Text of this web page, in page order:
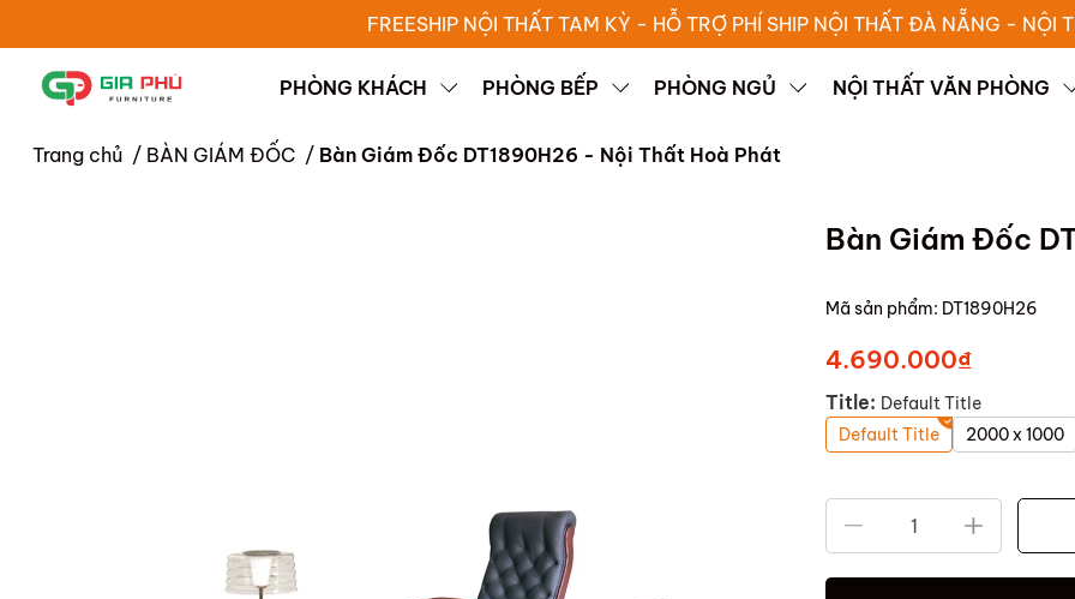
FREESHIP NỘI THẤT TAM KỲ - HỖ TRỢ PHÍ SHIP NỘI THẤT ĐÀ NẴNG - NỘI
PHÒNG KHÁCH PHÒNG BẾP PHÒNG NGỦ NỘI THẤT VĂN PHÒNG
Trang chủ / BÀN GIÁM ĐỐC / Bàn Giám Đốc DT1890H26 - Nội Thất Hoà Phát
Bàn Giám Đốc
Mã sản phẩm: DT1890H26
4.690.000₫
Title: Default Title
Default Title
2000 x 1000